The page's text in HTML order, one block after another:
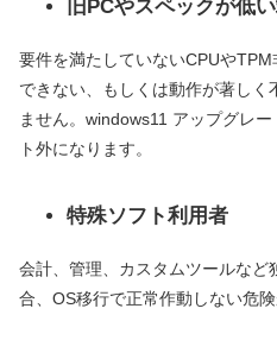
旧PCやスペックが低
要件を満たしていないCPUや
できない、もしくは動作が著しく
ません。windows11 アップグレ
ト外になります。
特殊ソフト利用者
会計、管理、カスタムツールな
合、OS移行で正常作動しない危険